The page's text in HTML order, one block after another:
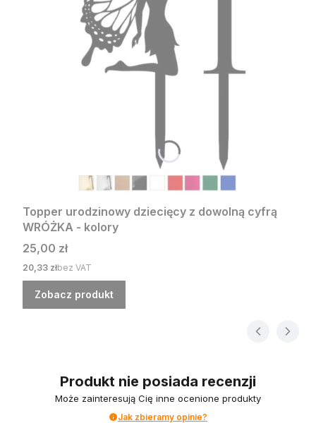
Topper urodzinowy dziecięcy z dowolną cyfrą
WRÓŻKA - kolory
Cena
25,00 zł
Cena
20,33 złbez VAT
Zobacz produkt
Produkt nie posiada recenzji
Może zainteresują Cię inne ocenione produkty
Jak zbieramy opinie?